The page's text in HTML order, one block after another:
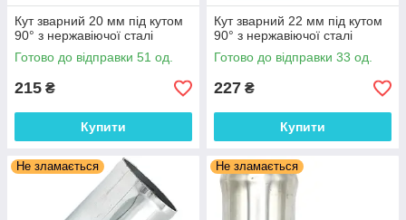
Кут зварний 20 мм під кутом
90° з нержавіючої сталі
Готово до відправки 51 од.
215 ₴
Купити
Кут зварний 22 мм під кутом
90° з нержавіючої сталі
Готово до відправки 33 од.
227 ₴
Купити
Не зламається Не зламається